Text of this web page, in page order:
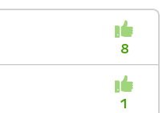
8
1